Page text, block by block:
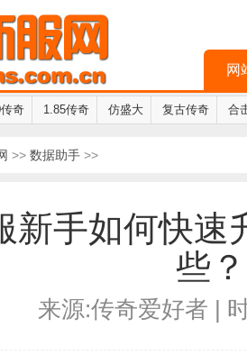
网
奇 1.85传奇 仿盛大 复古传奇 合
>> 数据助手 >>
新手如何快速
些？
来源:传奇爱好者 |